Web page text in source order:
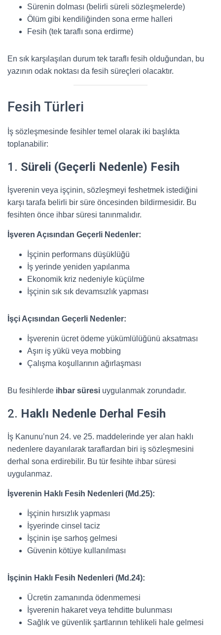
Sürenin dolması (belirli süreli sözleşmelerde)
Ölüm gibi kendiliğinden sona erme halleri
Fesih (tek taraflı sona erdirme)
En sık karşılaşılan durum tek taraflı fesih olduğundan, bu
yazının odak noktası da fesih süreçleri olacaktır.
Fesih Türleri
İş sözleşmesinde fesihler temel olarak iki başlıkta
toplanabilir:
1. Süreli (Geçerli Nedenle) Fesih
İşverenin veya işçinin, sözleşmeyi feshetmek istediğini
karşı tarafa belirli bir süre öncesinden bildirmesidir. Bu
fesihten önce ihbar süresi tanınmalıdır.
İşveren Açısından Geçerli Nedenler:
İşçinin performans düşüklüğü
İş yerinde yeniden yapılanma
Ekonomik kriz nedeniyle küçülme
İşçinin sık sık devamsızlık yapması
İşçi Açısından Geçerli Nedenler:
İşverenin ücret ödeme yükümlülüğünü aksatması
Aşırı iş yükü veya mobbing
Çalışma koşullarının ağırlaşması
Bu fesihlerde ihbar süresi uygulanmak zorundadır.
2. Haklı Nedenle Derhal Fesih
İş Kanunu’nun 24. ve 25. maddelerinde yer alan haklı
nedenlere dayanılarak taraflardan biri iş sözleşmesini
derhal sona erdirebilir. Bu tür fesihte ihbar süresi
uygulanmaz.
İşverenin Haklı Fesih Nedenleri (Md.25):
İşçinin hırsızlık yapması
İşyerinde cinsel taciz
İşçinin işe sarhoş gelmesi
Güvenin kötüye kullanılması
İşçinin Haklı Fesih Nedenleri (Md.24):
Ücretin zamanında ödenmemesi
İşverenin hakaret veya tehditte bulunması
Sağlık ve güvenlik şartlarının tehlikeli hale gelmesi